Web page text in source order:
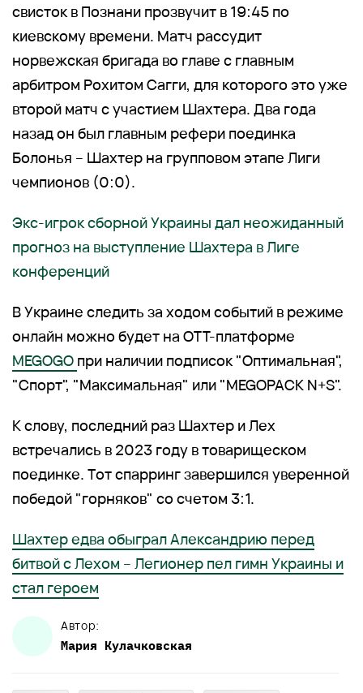
свисток в Познани прозвучит в 19:45 по
киевскому времени. Матч рассудит
норвежская бригада во главе с главным
арбитром Рохитом Сагги, для которого это уже
второй матч с участием Шахтера. Два года
назад он был главным рефери поединка
Болонья – Шахтер на групповом этапе Лиги
чемпионов (0:0).
Экс-игрок сборной Украины дал неожиданный
прогноз на выступление Шахтера в Лиге
конференций
В Украине следить за ходом событий в режиме
онлайн можно будет на OTT-платформе
MEGOGO при наличии подписок "Оптимальная",
"Спорт", "Максимальная" или "MEGOPACK N+S".
К слову, последний раз Шахтер и Лех
встречались в 2023 году в товарищеском
поединке. Тот спарринг завершился уверенной
победой "горняков" со счетом 3:1.
Шахтер едва обыграл Александрию перед
битвой с Лехом – Легионер пел гимн Украины и
стал героем
Автор:
Мария Кулачковская